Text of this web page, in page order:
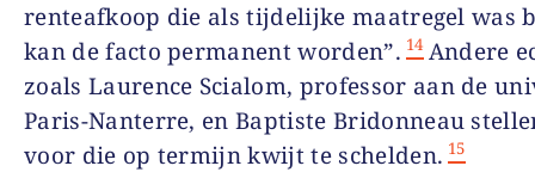
renteafkoop die als tijdelijke maatregel was
kan de facto permanent worden”. 14 Andere
zoals Laurence Scialom, professor aan de
Paris-Nanterre, en Baptiste Bridonneau
voor die op termijn kwijt te schelden. 15